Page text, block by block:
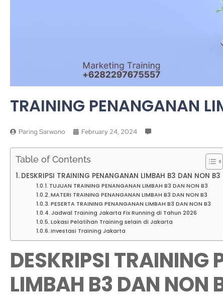
TRAINING PENANGANAN
Paring Sarwono February 24, 2024
Table of Contents
DESKRIPSI TRAINING PENANGANAN LIMBAH B3 DAN NON B3
TUJUAN TRAINING PENANGANAN LIMBAH B3 DAN NON B3
MATERI TRAINING PENANGANAN LIMBAH B3 DAN NON B3
PESERTA TRAINING PENANGANAN LIMBAH B3 DAN NON B3
Jadwal Training Jakarta Fix Running di Tahun 2026
Lokasi Pelatihan Training selain di Jakarta
Investasi Training Jakarta
DESKRIPSI TRAINING
LIMBAH B3 DAN NON